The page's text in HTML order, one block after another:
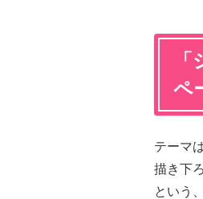
ペ
テーマ
描き下
という